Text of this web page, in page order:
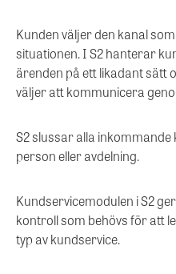
Kunden väljer den kanal
situationen. I S2 hanterar
ärenden på ett likadant sätt
väljer att kommunicera
S2 slussar alla
person eller avdelning.
Kundservicemodulen i S2
kontroll som behövs för att
typ av kundservice.